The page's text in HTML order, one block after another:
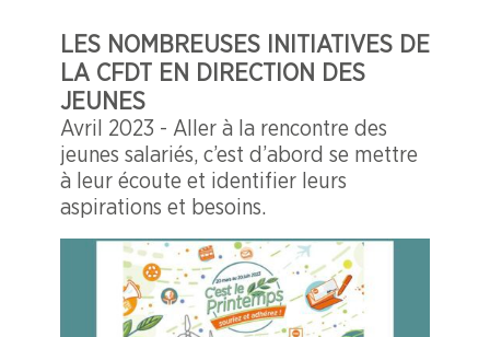
LES NOMBREUSES INITIATIVES DE
LA CFDT EN DIRECTION DES
JEUNES
Avril 2023 - Aller à la rencontre des
jeunes salariés, c’est d’abord se mettre
à leur écoute et identifier leurs
aspirations et besoins.